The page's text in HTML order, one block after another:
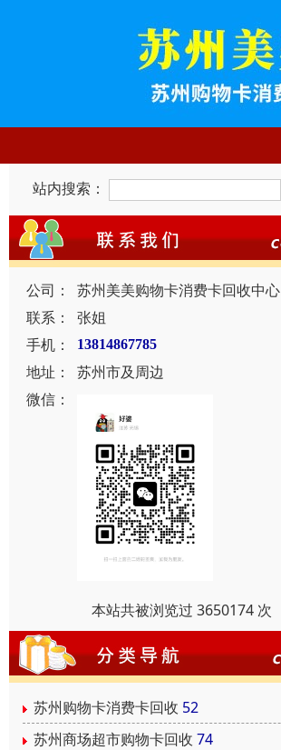
站内搜索：
公司：
苏州美美购物卡消费卡回收中心
联系：
张姐
手机：
13814867785
地址：
苏州市及周边
微信：
本站共被浏览过 3650174 次
苏州购物卡消费卡回收 52
苏州商场超市购物卡回收 74